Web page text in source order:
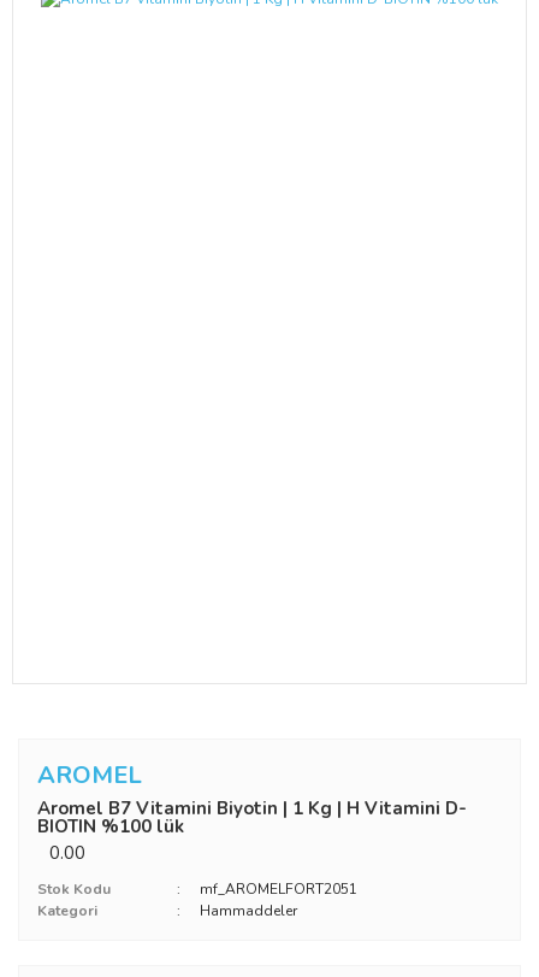
AROMEL
Aromel B7 Vitamini Biyotin | 1 Kg | H Vitamini D-
BIOTIN %100 lük
0.00
Stok Kodu
mf_AROMELFORT2051
Kategori
Hammaddeler